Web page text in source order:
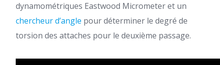
dynamométriques Eastwood Micrometer et un
chercheur d’angle pour déterminer le degré de
torsion des attaches pour le deuxième passage.